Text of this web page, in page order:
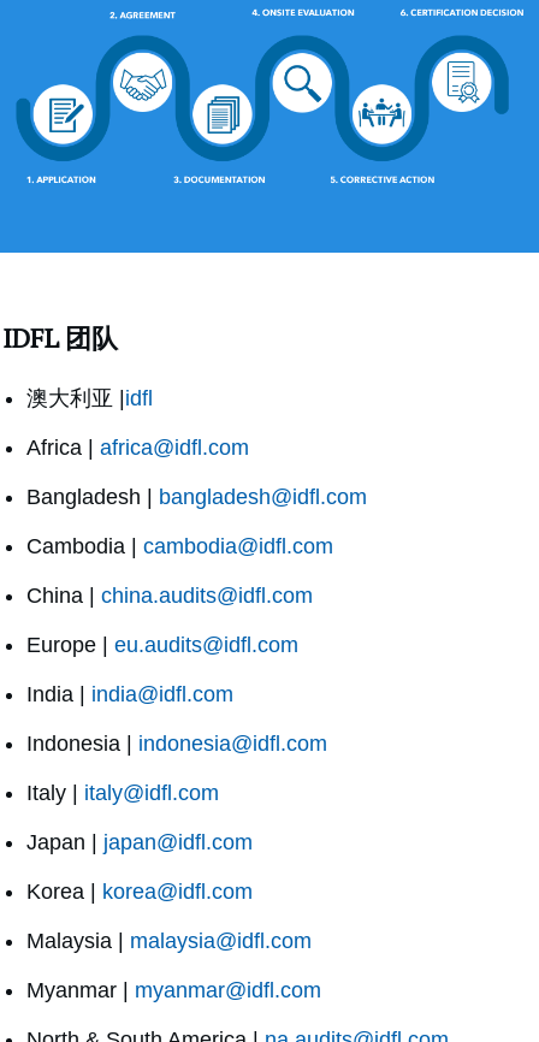
IDFL 团队
澳大利亚 | idfl
Africa | africa@idfl.com
Bangladesh | bangladesh@idfl.com
Cambodia | cambodia@idfl.com
China | china.audits@idfl.com
Europe | eu.audits@idfl.com
India | india@idfl.com
Indonesia | indonesia@idfl.com
Italy | italy@idfl.com
Japan | japan@idfl.com
Korea | korea@idfl.com
Malaysia | malaysia@idfl.com
Myanmar | myanmar@idfl.com